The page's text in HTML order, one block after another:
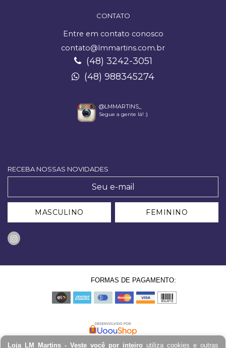
Loja LM Martins - Veste você por inteiro utiliza cookies e outras
CONTATO
Entre em contato conosco
contato@lmmartins.com.br
(48) 3242-3051
(48) 988345274
@LMMARTINS_
Segue a gente lá! :)
RECEBA NOSSAS NOVIDADES
MASCULINO FEMININO
FORMAS DE PAGAMENTO: